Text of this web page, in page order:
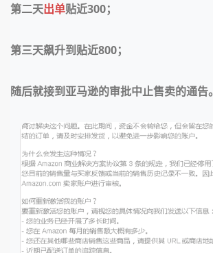
第二天出单贴近300；
第三天飙升到贴近800；
随后就接到亚马逊的审批中止售卖的通告。